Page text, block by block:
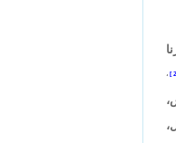
،